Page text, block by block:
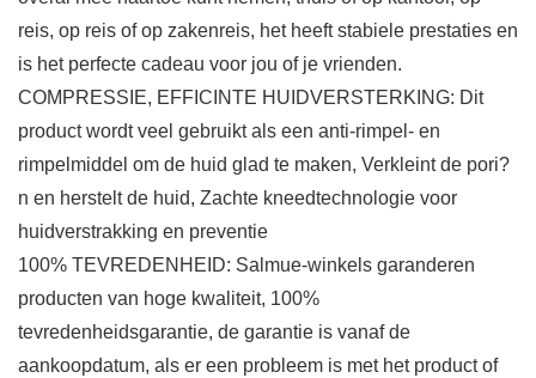
reis, op reis of op zakenreis, het heeft stabiele prestaties en
is het perfecte cadeau voor jou of je vrienden.
COMPRESSIE, EFFICINTE HUIDVERSTERKING: Dit
product wordt veel gebruikt als een anti-rimpel- en
rimpelmiddel om de huid glad te maken, Verkleint de pori?
n en herstelt de huid, Zachte kneedtechnologie voor
huidverstrakking en preventie
100% TEVREDENHEID: Salmue-winkels garanderen
producten van hoge kwaliteit, 100%
tevredenheidsgarantie, de garantie is vanaf de
aankoopdatum, als er een probleem is met het product of